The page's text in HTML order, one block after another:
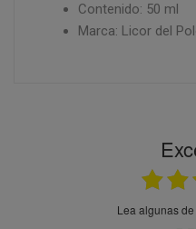
Contenido: 50 ml
Marca: Licor del
Lea algunas